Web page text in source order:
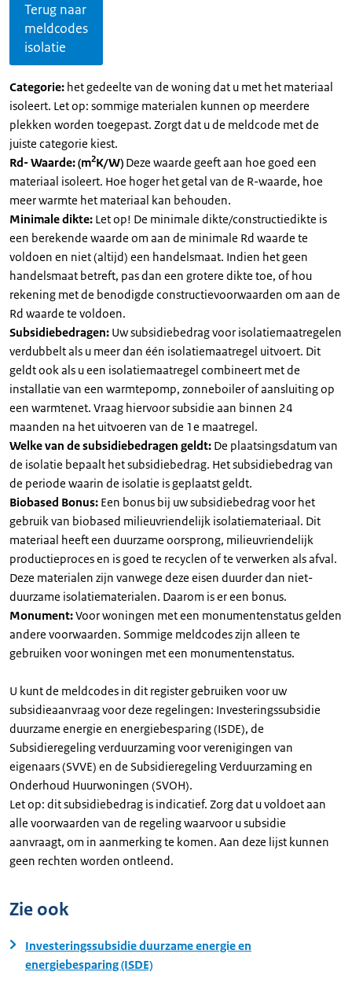
Terug naar
meldcodes
isolatie
Categorie: het gedeelte van de woning dat u met het materiaal
isoleert. Let op: sommige materialen kunnen op meerdere
plekken worden toegepast. Zorgt dat u de meldcode met de
juiste categorie kiest.
Rd- Waarde: (m2K/W) Deze waarde geeft aan hoe goed een
materiaal isoleert. Hoe hoger het getal van de R-waarde, hoe
meer warmte het materiaal kan behouden.
Minimale dikte: Let op! De minimale dikte/constructiedikte is
een berekende waarde om aan de minimale Rd waarde te
voldoen en niet (altijd) een handelsmaat. Indien het geen
handelsmaat betreft, pas dan een grotere dikte toe, of hou
rekening met de benodigde constructievoorwaarden om aan de
Rd waarde te voldoen.
Subsidiebedragen: Uw subsidiebedrag voor isolatiemaatregelen
verdubbelt als u meer dan één isolatiemaatregel uitvoert. Dit
geldt ook als u een isolatiemaatregel combineert met de
installatie van een warmtepomp, zonneboiler of aansluiting op
een warmtenet. Vraag hiervoor subsidie aan binnen 24
maanden na het uitvoeren van de 1e maatregel.
Welke van de subsidiebedragen geldt: De plaatsingsdatum van
de isolatie bepaalt het subsidiebedrag. Het subsidiebedrag van
de periode waarin de isolatie is geplaatst geldt.
Biobased Bonus: Een bonus bij uw subsidiebedrag voor het
gebruik van biobased milieuvriendelijk isolatiemateriaal. Dit
materiaal heeft een duurzame oorsprong, milieuvriendelijk
productieproces en is goed te recyclen of te verwerken als afval.
Deze materialen zijn vanwege deze eisen duurder dan niet-
duurzame isolatiematerialen. Daarom is er een bonus.
Monument:Voor woningen met een monumentenstatus gelden
andere voorwaarden. Sommige meldcodes zijn alleen te
gebruiken voor woningen met een monumentenstatus.
U kunt de meldcodes in dit register gebruiken voor uw
subsidieaanvraag voor deze regelingen: Investeringssubsidie
duurzame energie en energiebesparing (ISDE), de
Subsidieregeling verduurzaming voor verenigingen van
eigenaars (SVVE) en de Subsidieregeling Verduurzaming en
Onderhoud Huurwoningen (SVOH).
Let op: dit subsidiebedrag is indicatief. Zorg dat u voldoet aan
alle voorwaarden van de regeling waarvoor u subsidie
aanvraagt, om in aanmerking te komen. Aan deze lijst kunnen
geen rechten worden ontleend.
Zie ook
Investeringssubsidie duurzame energie en
energiebesparing (ISDE)